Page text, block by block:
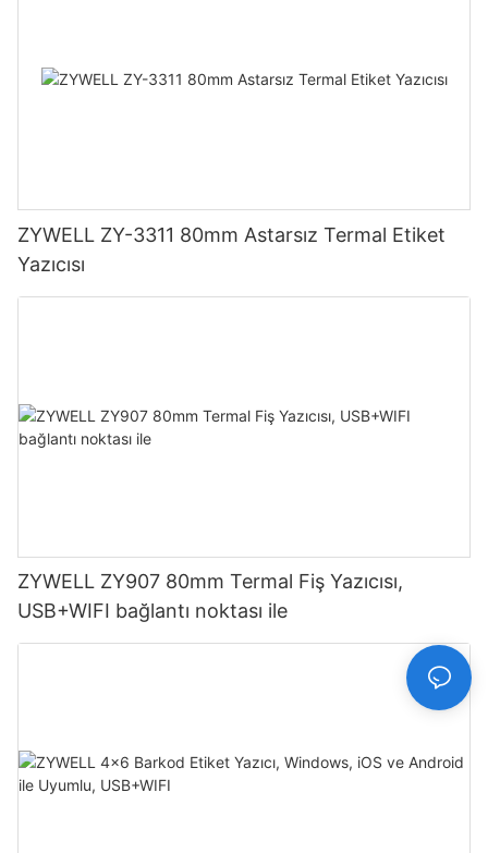
ZYWELL ZY-3311 80mm Astarsız Termal Etiket
Yazıcısı
ZYWELL ZY907 80mm Termal Fiş Yazıcısı,
USB+WIFI bağlantı noktası ile